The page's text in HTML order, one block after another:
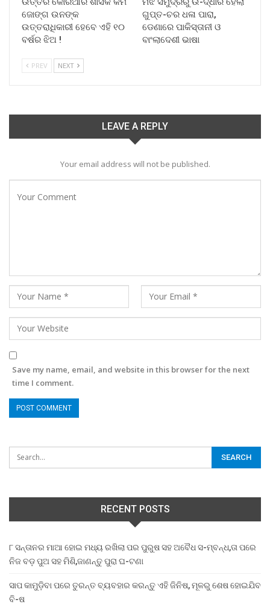
ଜୋଙ୍ଗ ଉନଙ୍କ
ଉତ୍ତରାଧିକାରୀ ହେବେ ଏହି ୧୦
ବର୍ଷର ଝିଅ !
ଗୁପ୍ତ-ଚର ଧଳା ପାରା,
ଡେଣାରେ ପାକିସ୍ତାନୀ ଓ
ବାଂଲାଦେଶୀ ଭାଷା
PREV NEXT
LEAVE A REPLY
Your email address will not be published.
Save my name, email, and website in this browser for the next
time I comment.
RECENT POSTS
୮ ସନ୍ତାନର ମାଆ ହୋଇ ମଧ୍ୟ ରଖିଲା ପର ପୁରୁଷ ସହ ଅବୈଧ ସ-ମ୍ବନ୍ଧ,ତା ପରେ
ନିଜ ବଡ଼ ପୁଅ ସହ ମିଶି,ଜାଣନ୍ତୁ ପୁରା ଘ-ଟଣା
ସାପ କାମୁଡ଼ିବା ପରେ ତୁରନ୍ତ ବ୍ୟବହାର କରନ୍ତୁ ଏହି ଜିନିଷ, ମୂଳରୁ ଶେଷ ହୋଇଯିବ
ବି-ଷ